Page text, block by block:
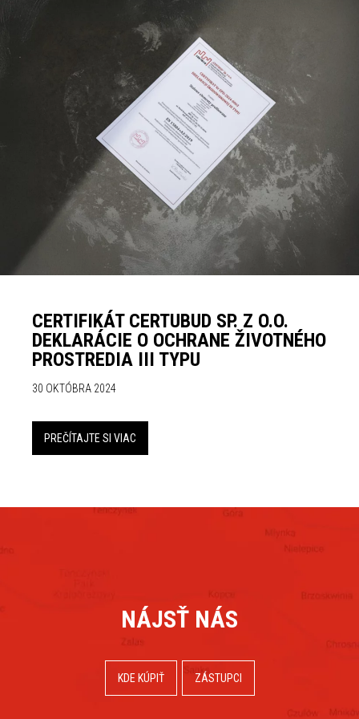
CERTIFIKÁT CERTUBUD SP. Z O.O.
DEKLARÁCIE O OCHRANE ŽIVOTNÉHO
PROSTREDIA III TYPU
30 OKTÓBRA 2024
PREČÍTAJTE SI VIAC
NÁJSŤ NÁS
KDE KÚPIŤ ZÁSTUPCI